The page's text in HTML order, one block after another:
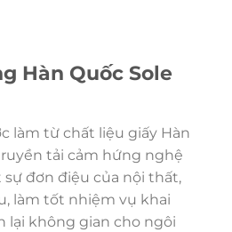
Hàn Quốc Sole
làm từ chất liệu giấy Hàn
tải cảm hứng nghệ
đơn điệu của nội thất,
làm tốt nhiệm vụ khai
lại không gian cho ngôi